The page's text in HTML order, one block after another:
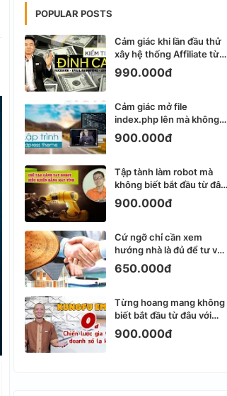
POPULAR POSTS
Cảm giác khi lần đầu thử
xây hệ thống Affiliate từ
Facebook cá nhân
990.000đ
Cảm giác mở file
index.php lên mà không
biết viết gì tiếp theo
900.000đ
Tập tành làm robot mà
không biết bắt đầu từ đâu
thì dễ nản thật
900.000đ
Cứ ngỡ chỉ cần xem
hướng nhà là đủ để tư vấn
phong thủy bất động sản
650.000đ
Từng hoang mang không
biết bắt đầu từ đâu với
Email Marketing
900.000đ